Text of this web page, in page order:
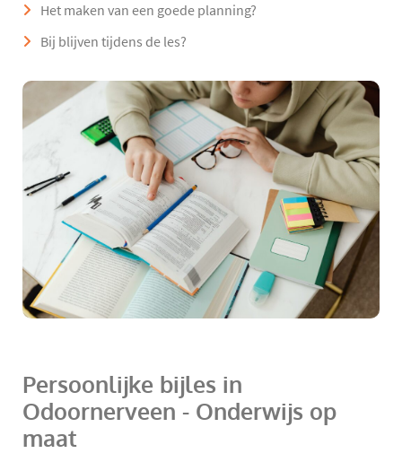
Het maken van een goede planning?
Bij blijven tijdens de les?
Persoonlijke bijles in
Odoornerveen - Onderwijs op
maat